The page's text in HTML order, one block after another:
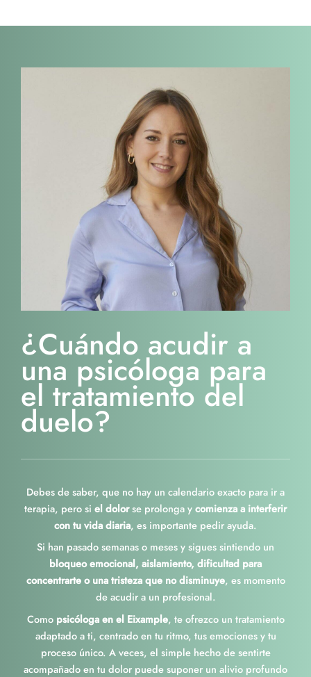
¿Cuándo acudir a
una psicóloga para
el tratamiento del
duelo?
Debes de saber, que no hay un calendario exacto para ir a
terapia, pero si el dolorse prolonga ycomienza a interferir
con tu vida diaria, es importante pedir ayuda.
Si han pasado semanas o meses y sigues sintiendo un
bloqueo emocional, aislamiento, dificultad para
concentrarte o una tristeza que no disminuye, es momento
de acudir a un profesional.
Como psicóloga en el Eixample, te ofrezco un tratamiento
adaptado a ti, centrado en tu ritmo, tus emociones y tu
proceso único. A veces, el simple hecho de sentirte
acompañado en tu dolor puede suponer un alivio profundo